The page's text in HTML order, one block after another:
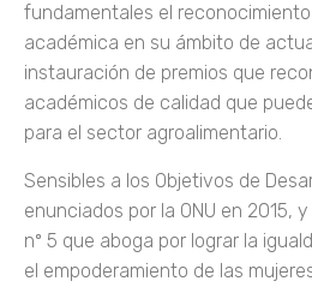
fundamentales el
académica en su ámbito de
instauración de premios que
académicos de calidad que
para el sector agroalimentario.
Sensibles a los Objetivos de
enunciados por la ONU en 2015,
nº 5 que aboga por lograr la
el empoderamiento de las